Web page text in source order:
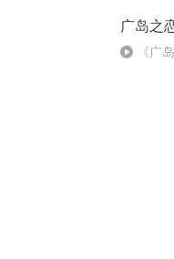
广岛之
《广